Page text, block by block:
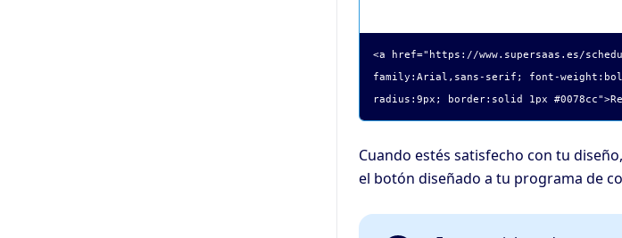
<a href=" https://www.supersaas.es/
family:Arial,sans-serif; font-
radius:9px; border:solid 1px #0078cc">
Cuando estés satisfecho con tu
el botón diseñado a tu programa de